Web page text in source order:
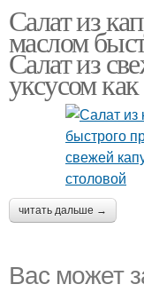
Салат из
маслом
Салат из
уксусом
читать дальше →
Вас может